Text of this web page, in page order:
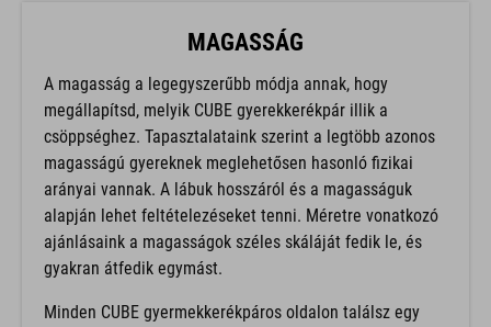
megállapítsd, melyik CUBE gyerekkerékpár illik a
csöppséghez. Tapasztalataink szerint a legtöbb azonos
magasságú gyereknek meglehetősen hasonló fizikai
arányai vannak. A lábuk hosszáról és a magasságuk
alapján lehet feltételezéseket tenni. Méretre vonatkozó
ajánlásaink a magasságok széles skáláját fedik le, és
gyakran átfedik egymást.
méretajánlást a magasság és a belső lábhossz alapján.